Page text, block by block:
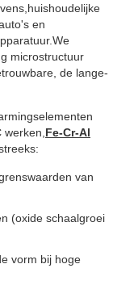
en
microstructuur
de lange-
werken,Fe-Cr-Al
van
(oxide schaalgroei
vorm bij hoge